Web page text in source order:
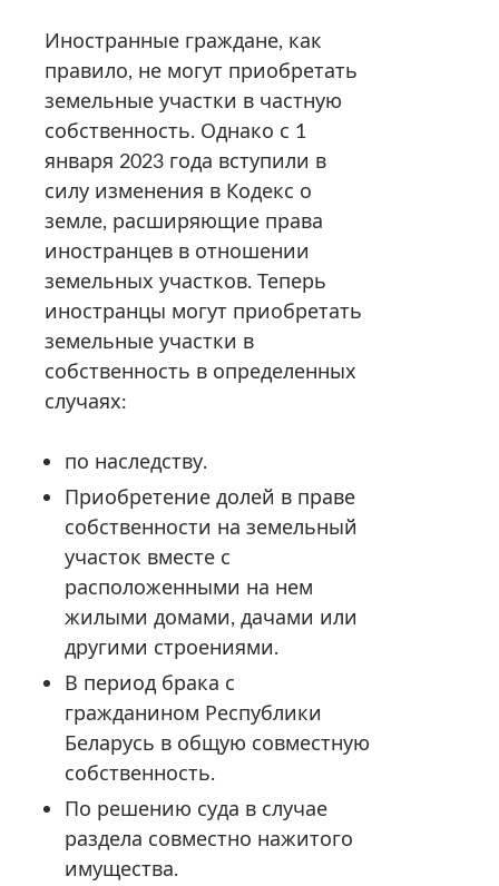
Иностранные граждане, как
правило, не могут приобретать
земельные участки в частную
собственность. Однако с 1
января 2023 года вступили в
силу изменения в Кодекс о
земле, расширяющие права
иностранцев в отношении
земельных участков. Теперь
иностранцы могут приобретать
земельные участки в
собственность в определенных
случаях:
по наследству.
Приобретение долей в праве
собственности на земельный
участок вместе с
расположенными на нем
жилыми домами, дачами или
другими строениями.
В период брака с
гражданином Республики
Беларусь в общую совместную
собственность.
По решению суда в случае
раздела совместно нажитого
имущества.